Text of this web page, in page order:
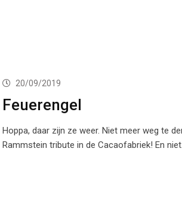
20/09/2019
Feuerengel
Hoppa, daar zijn ze weer. Niet meer weg te
Rammstein tribute in de Cacaofabriek! En niet…